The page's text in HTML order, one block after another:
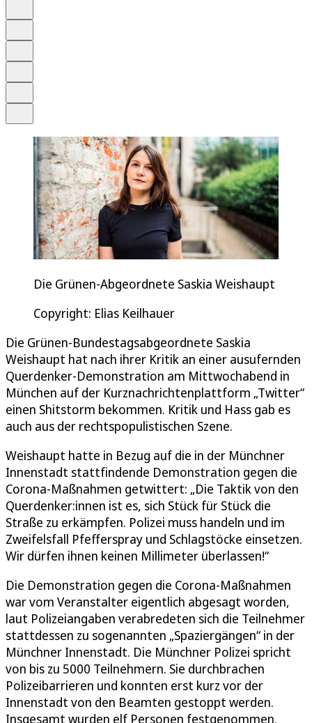
Die Grünen-Abgeordnete Saskia Weishaupt
Copyright: Elias Keilhauer
Die Grünen-Bundestagsabgeordnete Saskia
Weishaupt hat nach ihrer Kritik an einer ausufernden
Querdenker-Demonstration am Mittwochabend in
München auf der Kurznachrichtenplattform „Twitter“
einen Shitstorm bekommen. Kritik und Hass gab es
auch aus der rechtspopulistischen Szene.
Weishaupt hatte in Bezug auf die in der Münchner
Innenstadt stattfindende Demonstration gegen die
Corona-Maßnahmen getwittert: „Die Taktik von den
Querdenker:innen ist es, sich Stück für Stück die
Straße zu erkämpfen. Polizei muss handeln und im
Zweifelsfall Pfefferspray und Schlagstöcke einsetzen.
Wir dürfen ihnen keinen Millimeter überlassen!“
Die Demonstration gegen die Corona-Maßnahmen
war vom Veranstalter eigentlich abgesagt worden,
laut Polizeiangaben verabredeten sich die Teilnehmer
stattdessen zu sogenannten „Spaziergängen“ in der
Münchner Innenstadt. Die Münchner Polizei spricht
von bis zu 5000 Teilnehmern. Sie durchbrachen
Polizeibarrieren und konnten erst kurz vor der
Innenstadt von den Beamten gestoppt werden.
Insgesamt wurden elf Personen festgenommen.